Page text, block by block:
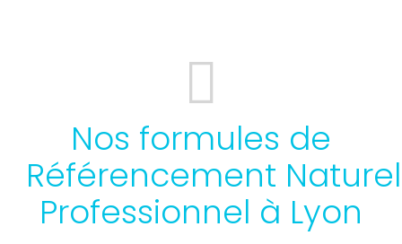
Nos formules de
Référencement Naturel
Professionnel à Lyon